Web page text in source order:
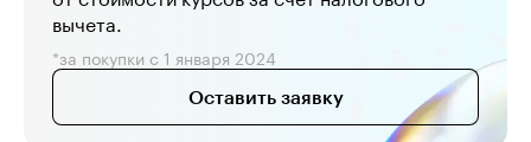
вычета.
*за покупки с 1 января 2024
Оставить заявку